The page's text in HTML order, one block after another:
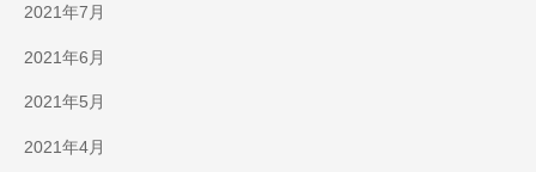
2021年7月
2021年6月
2021年5月
2021年4月